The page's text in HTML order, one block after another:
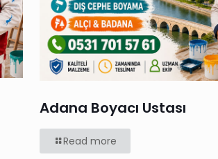
Adana Boyacı Ustası
Read more